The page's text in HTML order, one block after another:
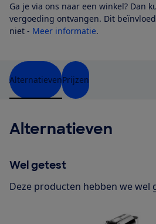
Ga je via ons naar een winkel? Dan
vergoeding ontvangen. Dit
niet - Meer informatie.
AlternatievenPrijzen
Alternatieven
Wel getest
Deze producten hebben we wel